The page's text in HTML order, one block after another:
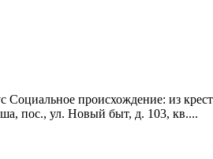
происхождение: из
пос., ул. Новый быт, д. 103, кв....